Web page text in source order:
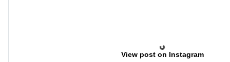
View post on Instagram